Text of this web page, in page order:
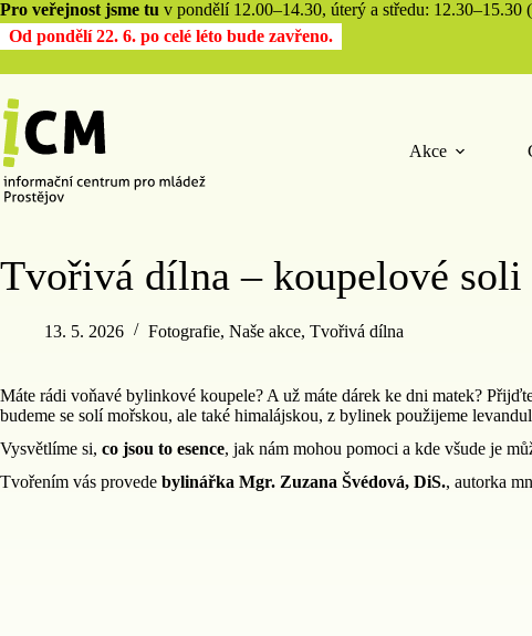
Pro veřejnost jsme tu v pondělí 12.00–14.30, úterý a středu: 12.30–15.30
Od pondělí 22. 6. po celé léto bude zavřeno.
Akce
Tvořivá dílna – koupelové soli
13. 5. 2026 Fotografie, Naše akce, Tvořivá dílna
Máte rádi voňavé bylinkové koupele? A už máte dárek ke dni matek?
budeme se solí mořskou, ale také himalájskou, z bylinek použijeme
Vysvětlíme si, co jsou to esence, jak nám mohou pomoci a kde všude je
Tvořením vás provede bylinářka Mgr. Zuzana Švédová, DiS., autorka